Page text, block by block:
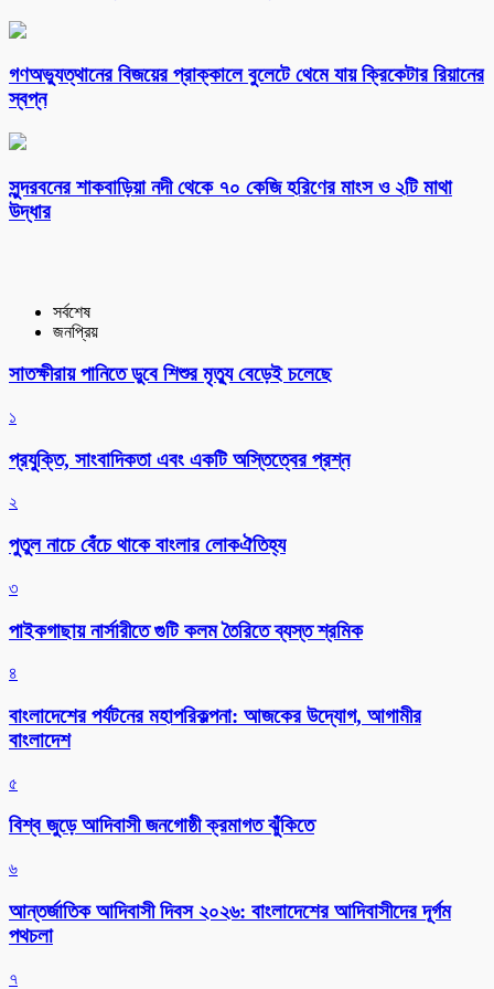
গণঅভ্যুত্থানের বিজয়ের প্রাক্কালে বুলেটে থেমে যায় ক্রিকেটার রিয়ানের
স্বপ্ন
সুন্দরবনের শাকবাড়িয়া নদী থেকে ৭০ কেজি হরিণের মাংস ও ২টি মাথা
উদ্ধার
সর্বশেষ
জনপ্রিয়
সাতক্ষীরায় পানিতে ডুবে শিশুর মৃত্যু বেড়েই চলেছে
১
প্রযুক্তি, সাংবাদিকতা এবং একটি অস্তিত্বের প্রশ্ন
২
পুতুল নাচে বেঁচে থাকে বাংলার লোকঐতিহ্য
৩
পাইকগাছায় নার্সারীতে গুটি কলম তৈরিতে ব্যস্ত শ্রমিক
৪
বাংলাদেশের পর্যটনের মহাপরিকল্পনা: আজকের উদ্যোগ, আগামীর
বাংলাদেশ
৫
বিশ্ব জুড়ে আদিবাসী জনগোষ্ঠী ক্রমাগত ঝুঁকিতে
৬
আন্তর্জাতিক আদিবাসী দিবস ২০২৬: বাংলাদেশের আদিবাসীদের দূর্গম
পথচলা
৭